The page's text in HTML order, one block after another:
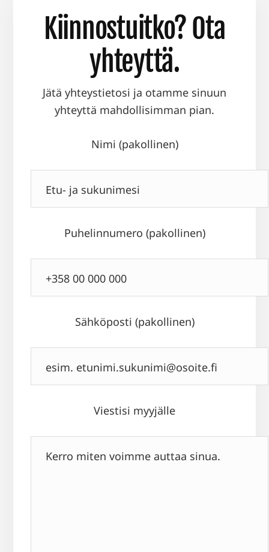
Kiinnostuitko? Ota
yhteyttä.
Jätä yhteystietosi ja otamme sinuun
yhteyttä mahdollisimman pian.
Nimi (pakollinen)
Puhelinnumero (pakollinen)
Sähköposti (pakollinen)
Viestisi myyjälle